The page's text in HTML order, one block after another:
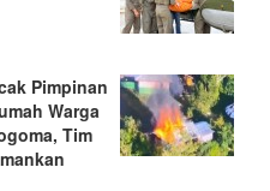
Pimpinan
Warga
Tim